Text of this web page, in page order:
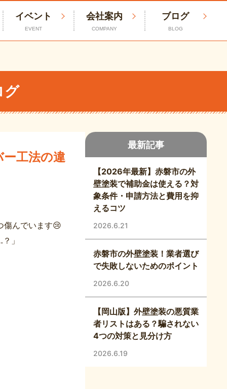
イベント
EVENT
会社案内
COMPANY
ブログ
BLOG
グ
工法の違
傷んでいます😢
」
最新記事
【2026年最新】赤磐市の外
壁塗装で補助金は使える？対
象条件・申請方法と費用を抑
えるコツ
2026.6.21
赤磐市の外壁塗装！業者選び
で失敗しないためのポイント
2026.6.20
【岡山版】外壁塗装の悪質業
者リストはある？騙されない
4つの対策と見分け方
2026.6.19